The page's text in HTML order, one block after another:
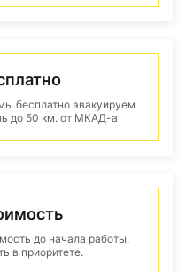
бесплатно эвакуируем
до 50 км. от МКАД-а
до начала работы.
в приоритете.